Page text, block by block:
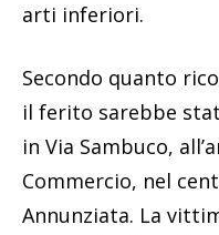
arti inferiori.
Secondo quanto
il ferito sarebbe
in Via Sambuco,
Commercio, nel
Annunziata. La